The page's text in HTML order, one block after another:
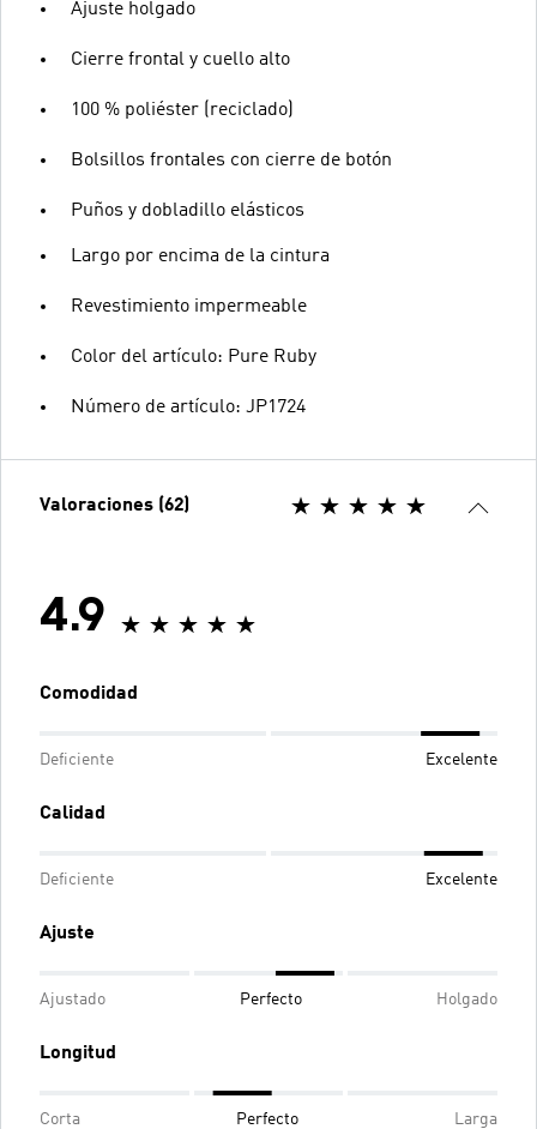
Ajuste holgado
Cierre frontal y cuello alto
100 % poliéster (reciclado)
Bolsillos frontales con cierre de botón
Puños y dobladillo elásticos
Largo por encima de la cintura
Revestimiento impermeable
Color del artículo: Pure Ruby
Número de artículo: JP1724
Valoraciones (62)
4.9
Comodidad
Deficiente Excelente
Calidad
Deficiente Excelente
Ajuste
Ajustado Perfecto Holgado
Longitud
Corta Perfecto Larga